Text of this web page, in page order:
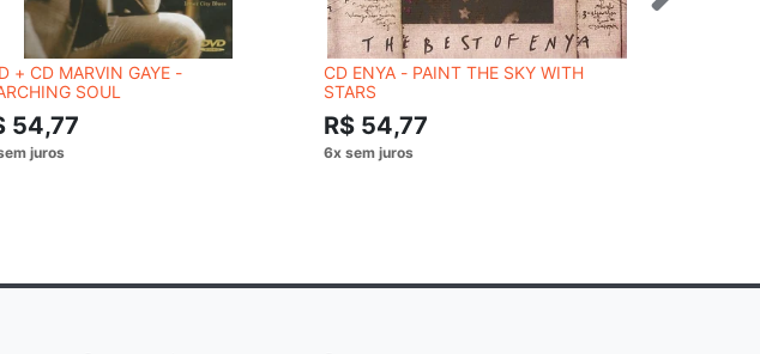
+ CD MARVIN GAYE -
SOUL
54,77
CD ENYA - PAINT THE SKY WITH
STARS
R$ 54,77